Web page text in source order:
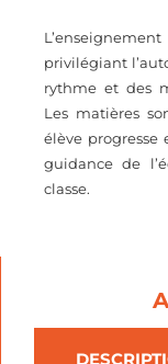
privilégiant
rythme et des
Les matières
élève progresse
guidance de
classe.